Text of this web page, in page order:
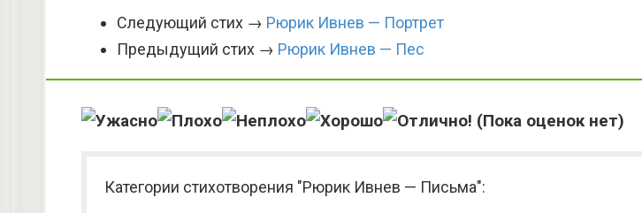
Следующий стих → Рюрик Ивнев — Портрет
Предыдущий стих → Рюрик Ивнев — Пес
(Пока оценок нет)
Категории стихотворения "Рюрик Ивнев — Письма":